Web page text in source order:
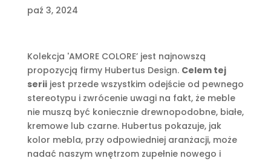
paź 3, 2024
Kolekcja 'AMORE COLORE’ jest najnowszą
propozycją firmy Hubertus Design. Celem tej
seriijest przede wszystkim odejście od pewnego
stereotypu i zwrócenie uwagi na fakt, że meble
nie muszą być koniecznie drewnopodobne, białe,
kremowe lub czarne. Hubertus pokazuje, jak
kolor mebla, przy odpowiedniej aranżacji, może
nadać naszym wnętrzom zupełnie nowego i